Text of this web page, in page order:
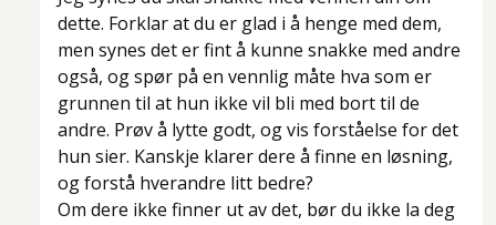
dette. Forklar at du er glad i å henge med dem,
men synes det er fint å kunne snakke med andre
også, og spør på en vennlig måte hva som er
grunnen til at hun ikke vil bli med bort til de
andre. Prøv å lytte godt, og vis forståelse for det
hun sier. Kanskje klarer dere å finne en løsning,
og forstå hverandre litt bedre?
Om dere ikke finner ut av det, bør du ikke la deg